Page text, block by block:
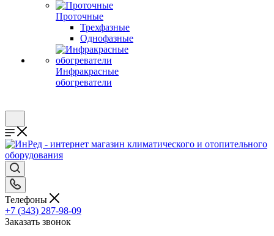
Проточные
Трехфазные
Однофазные
Инфракрасные
обогреватели
Телефоны
+7 (343) 287-98-09
Заказать звонок